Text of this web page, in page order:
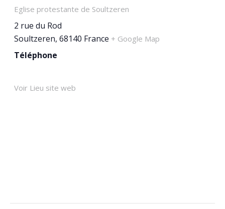
Eglise protestante de Soultzeren
2 rue du Rod
Soultzeren, 68140 France + Google Map
Téléphone
Voir Lieu site web